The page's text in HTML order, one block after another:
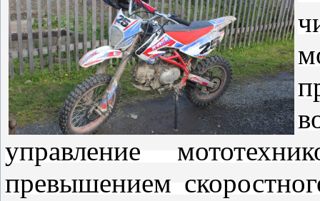
управление
превышением